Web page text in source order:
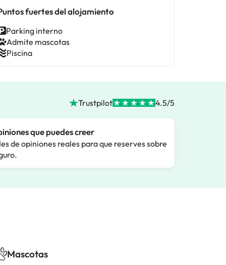
fuertes del alojamiento
Parking interno
Admite mascotas
Piscina
Trustpilot 4.5/5
que puedes creer
de opiniones reales para que reserves sobre
Mascotas